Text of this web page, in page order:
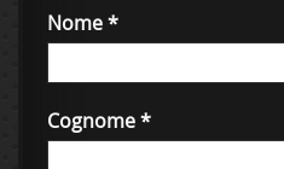
Nome*
Cognome*